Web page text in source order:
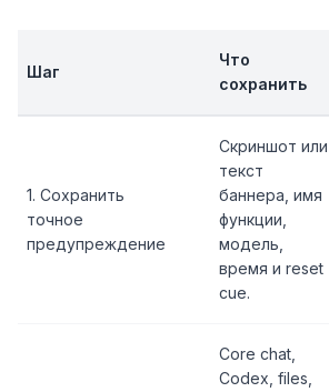
Шаг
Что
сохранить
1. Сохранить
точное
предупреждение
Скриншот или
текст
баннера, имя
функции,
модель,
время и reset
cue.
Core chat,
Codex, files,